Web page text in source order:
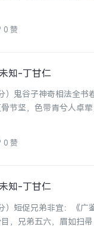
0 赞
知-丁甘仁
鬼谷子神奇相法全
节坚，色带青兮人卓
0 赞
知-丁甘仁
）短促兄弟非宜：《
，兄弟五六，眉如扫帚